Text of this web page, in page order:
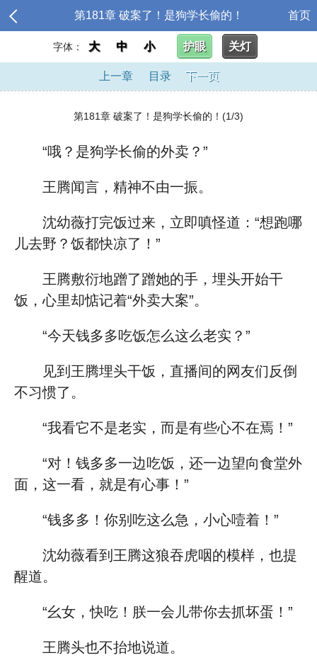
第181章 破案了！是狗学长偷的！ 首页
字体： 大 中 小 护眼 关灯
上一章 目录 下一页
第181章 破案了！是狗学长偷的！(1/3)
“哦？是狗学长偷的外卖？”
王腾闻言，精神不由一振。
沈幼薇打完饭过来，立即嗔怪道：“想跑哪
儿去野？饭都快凉了！”
王腾敷衍地蹭了蹭她的手，埋头开始干
饭，心里却惦记着“外卖大案”。
“今天钱多多吃饭怎么这么老实？”
见到王腾埋头干饭，直播间的网友们反倒
不习惯了。
“我看它不是老实，而是有些心不在焉！”
“对！钱多多一边吃饭，还一边望向食堂外
面，这一看，就是有心事！”
“钱多多！你别吃这么急，小心噎着！”
沈幼薇看到王腾这狼吞虎咽的模样，也提
醒道。
“幺女，快吃！朕一会儿带你去抓坏蛋！”
王腾头也不抬地说道。